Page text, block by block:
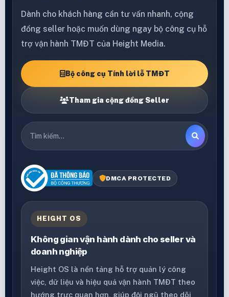
Dành cho khách hàng cần tư vấn nhanh, cộng
đồng seller hoặc muốn dùng ngay bộ công cụ hỗ
trợ vận hành TMĐT của Height Media.
Bộ công cụ Tính lời lỗ TMĐT
Tham gia cộng đồng Seller
DMCA PROTECTED
HEIGHT OS
Không gian vận hành dành cho seller và
doanh nghiệp
Height OS là nền tảng hỗ trợ quản lý công
việc, dữ liệu và hiệu quả vận hành TMĐT theo
hướng trực quan hơn, giúp đội ngũ theo dõi